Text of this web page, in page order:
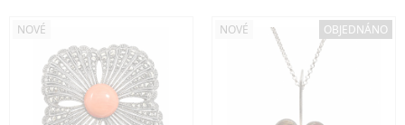
NOVÉ NOVÉ OBJEDNÁNO